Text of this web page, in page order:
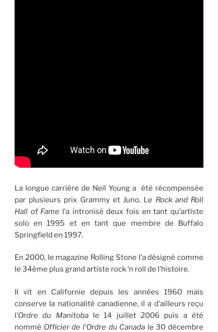
La longue carrière de Neil Young a été récompensée
par plusieurs prix Grammy et Juno. Le Rock and Roll
Hall of Fame l’a intronisé deux fois en tant qu’artiste
solo en 1995 et en tant que membre de Buffalo
Springfield en 1997.
En 2000, le magazine Rolling Stone l’a désigné comme
le 34ème plus grand artiste rock ‘n roll de l’histoire.
Il vit en Californie depuis les années 1960 mais
conserve la nationalité canadienne, il a d’ailleurs reçu
l’Ordre du Manitobale 14 juillet 2006 puis a été
nommé Officier de l’Ordre du Canada le 30 décembre